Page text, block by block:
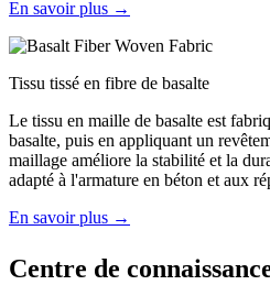
En savoir plus →
Tissu tissé en fibre de basalte
Le tissu en maille de basalte est
basalte, puis en appliquant un
maillage améliore la stabilité et la
adapté à l'armature en béton et aux
En savoir plus →
Centre de